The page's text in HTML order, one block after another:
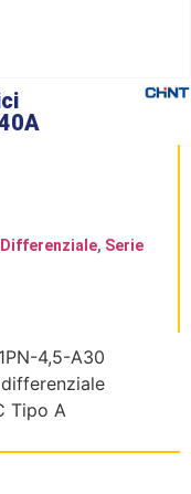
, Serie
4,5-A30
Tipo A